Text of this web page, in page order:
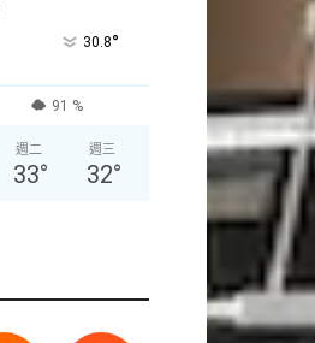
30.8°
91 %
週二
33°
週三
32°